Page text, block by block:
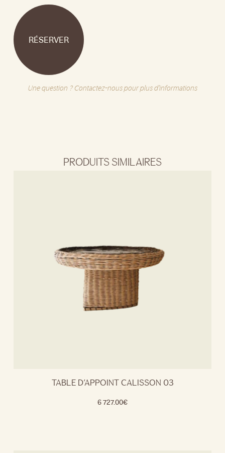
RÉSERVER
Une question ? Contactez-nous pour plus d'informations
PRODUITS SIMILAIRES
TABLE D’APPOINT CALISSON 03
6 727.00€